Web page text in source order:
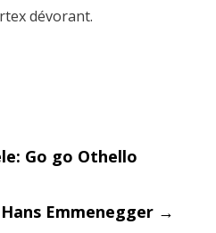
dévorant.
Go go Othello
Emmenegger →